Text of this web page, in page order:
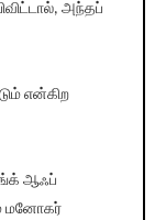
அந்தப்
என்கிற
ஆஃப்
மனோகர்